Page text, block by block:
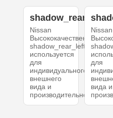
shadow_rear_left
Nissan
Высококачественный
shadow_rear_left
используется
для
индивидуального
внешнего
вида и
производительности.
Nissan
для
вида и